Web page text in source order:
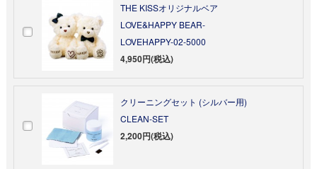
THE KISSオリジナルベア
LOVE&HAPPY BEAR-
LOVEHAPPY-02-5000
4,950円(税込)
クリーニングセット (シルバー用)
CLEAN-SET
2,200円(税込)